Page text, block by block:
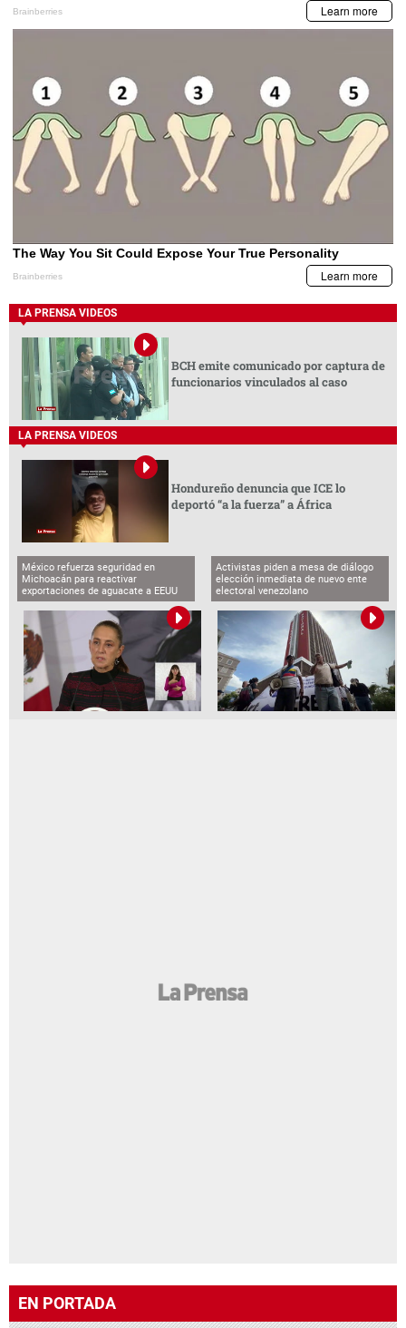
LA PRENSA VIDEOS
BCH emite comunicado por captura de
funcionarios vinculados al caso
LA PRENSA VIDEOS
Hondureño denuncia que ICE lo
deportó “a la fuerza” a África
México refuerza seguridad en
Michoacán para reactivar
exportaciones de aguacate a EEUU
Activistas piden a mesa de diálogo
elección inmediata de nuevo ente
electoral venezolano
EN PORTADA